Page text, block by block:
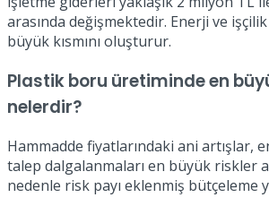
arasında değişmektedir. Enerji ve
büyük kısmını oluşturur.
Plastik boru üretiminde en
nelerdir?
Hammadde fiyatlarındaki ani artışlar,
talep dalgalanmaları en büyük riskler
nedenle risk payı eklenmiş bütçeleme